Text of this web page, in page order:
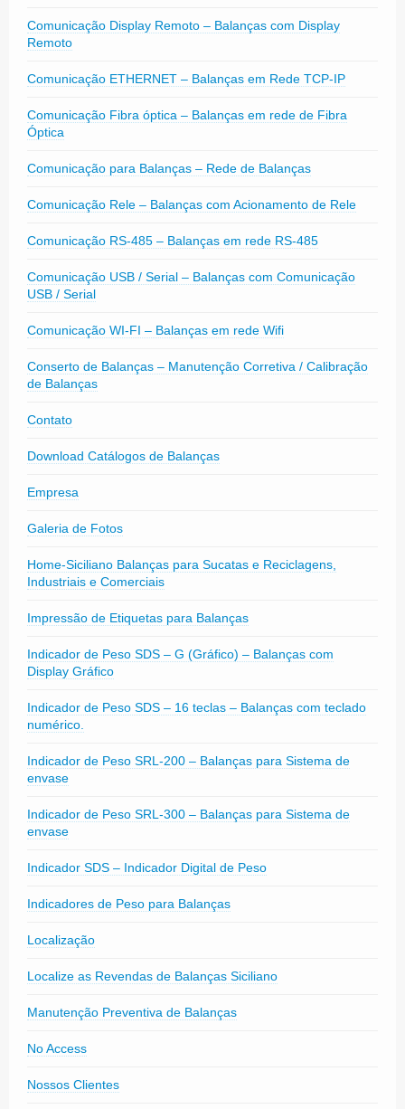
Comunicação Display Remoto – Balanças com Display
Remoto
Comunicação ETHERNET – Balanças em Rede TCP-IP
Comunicação Fibra óptica – Balanças em rede de Fibra
Óptica
Comunicação para Balanças – Rede de Balanças
Comunicação Rele – Balanças com Acionamento de Rele
Comunicação RS-485 – Balanças em rede RS-485
Comunicação USB / Serial – Balanças com Comunicação
USB / Serial
Comunicação WI-FI – Balanças em rede Wifi
Conserto de Balanças – Manutenção Corretiva / Calibração
de Balanças
Contato
Download Catálogos de Balanças
Empresa
Galeria de Fotos
Home-Siciliano Balanças para Sucatas e Reciclagens,
Industriais e Comerciais
Impressão de Etiquetas para Balanças
Indicador de Peso SDS – G (Gráfico) – Balanças com
Display Gráfico
Indicador de Peso SDS – 16 teclas – Balanças com teclado
numérico.
Indicador de Peso SRL-200 – Balanças para Sistema de
envase
Indicador de Peso SRL-300 – Balanças para Sistema de
envase
Indicador SDS – Indicador Digital de Peso
Indicadores de Peso para Balanças
Localização
Localize as Revendas de Balanças Siciliano
Manutenção Preventiva de Balanças
No Access
Nossos Clientes